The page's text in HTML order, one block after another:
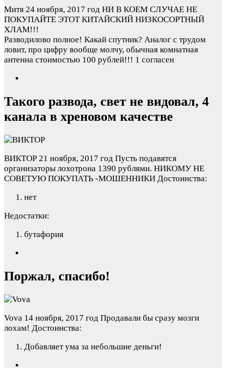
Митя 24 ноября, 2017 год НИ В КОЕМ СЛУЧАЕ НЕ
ПОКУПАЙТЕ ЭТОТ КИТАЙСКИЙ НИЗКОСОРТНЫЙ
ХЛАМ!!!
Разводилово полное! Какай спутник? Аналог с трудом
ловит, про цифру вообще молчу, обычная комнатная
антенна стоимостью 100 рублей!!! 1 согласен
Такого развода, свет не видовал, 4
канала в хреновом качестве
ВИКТОР 21 ноября, 2017 год Пусть подавятся
организаторы лохотрона 1390 рублями. НИКОМУ НЕ
СОВЕТУЮ ПОКУПАТЬ -МОШЕННИКИ Достоинства:
нет
Недостатки:
бутафория
Поржал, спасибо!
Vova 14 ноября, 2017 год Продавали бы сразу мозги
лохам! Достоинства:
Добавляет ума за небольшие деньги!